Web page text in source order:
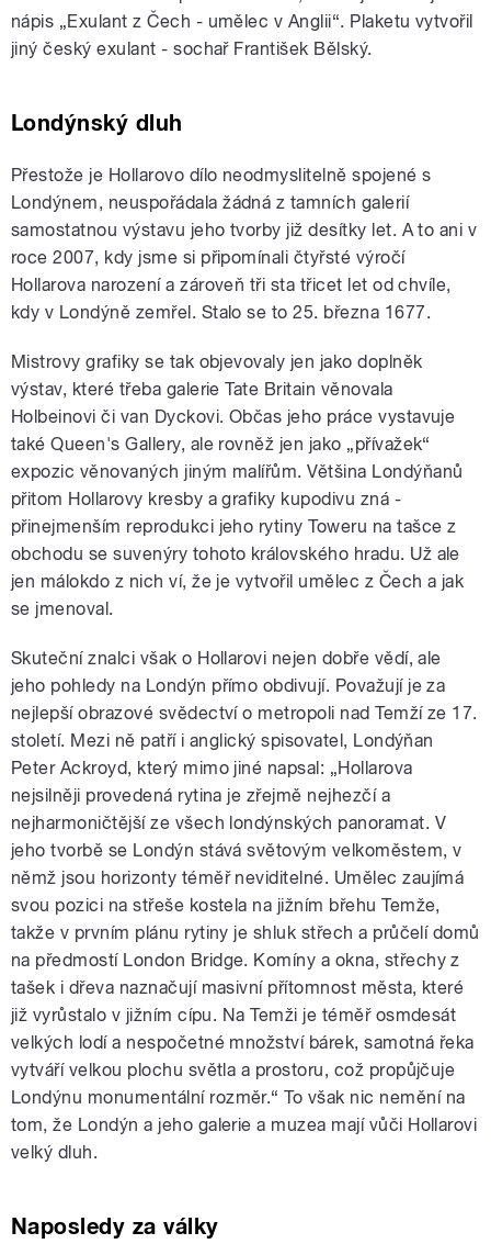
nápis „Exulant z Čech - umělec v Anglii“. Plaketu vytvořil
jiný český exulant - sochař František Bělský.
Londýnský dluh
Přestože je Hollarovo dílo neodmyslitelně spojené s
Londýnem, neuspořádala žádná z tamních galerií
samostatnou výstavu jeho tvorby již desítky let. A to ani v
roce 2007, kdy jsme si připomínali čtyřsté výročí
Hollarova narození a zároveň tři sta třicet let od chvíle,
kdy v Londýně zemřel. Stalo se to 25. března 1677.
Mistrovy grafiky se tak objevovaly jen jako doplněk
výstav, které třeba galerie Tate Britain věnovala
Holbeinovi či van Dyckovi. Občas jeho práce vystavuje
také Queen's Gallery, ale rovněž jen jako „přívažek“
expozic věnovaných jiným malířům. Většina Londýňanů
přitom Hollarovy kresby a grafiky kupodivu zná -
přinejmenším reprodukci jeho rytiny Toweru na tašce z
obchodu se suvenýry tohoto královského hradu. Už ale
jen málokdo z nich ví, že je vytvořil umělec z Čech a jak
se jmenoval.
Skuteční znalci však o Hollarovi nejen dobře vědí, ale
jeho pohledy na Londýn přímo obdivují. Považují je za
nejlepší obrazové svědectví o metropoli nad Temží ze 17.
století. Mezi ně patří i anglický spisovatel, Londýňan
Peter Ackroyd, který mimo jiné napsal: „Hollarova
nejsilněji provedená rytina je zřejmě nejhezčí a
nejharmoničtější ze všech londýnských panoramat. V
jeho tvorbě se Londýn stává světovým velkoměstem, v
němž jsou horizonty téměř neviditelné. Umělec zaujímá
svou pozici na střeše kostela na jižním břehu Temže,
takže v prvním plánu rytiny je shluk střech a průčelí domů
na předmostí London Bridge. Komíny a okna, střechy z
tašek i dřeva naznačují masivní přítomnost města, které
již vyrůstalo v jižním cípu. Na Temži je téměř osmdesát
velkých lodí a nespočetné množství bárek, samotná řeka
vytváří velkou plochu světla a prostoru, což propůjčuje
Londýnu monumentální rozměr.“ To však nic nemění na
tom, že Londýn a jeho galerie a muzea mají vůči Hollarovi
velký dluh.
Naposledy za války